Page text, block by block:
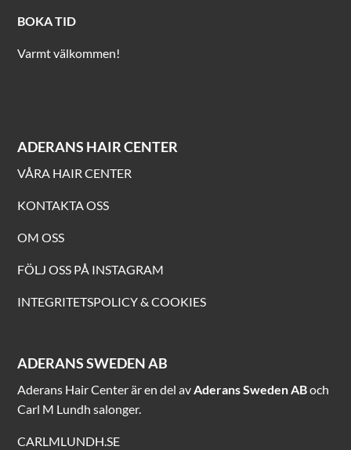
BOKA TID
Varmt välkommen!
ADERANS HAIR CENTER
VÅRA HAIR CENTER
KONTAKTA OSS
OM OSS
FÖLJ OSS PÅ INSTAGRAM
INTEGRITETSPOLICY & COOKIES
ADERANS SWEDEN AB
Aderans Hair Center är en del avAderans Sweden ABoch
Carl M Lundh salonger.
CARLMLUNDH.SE